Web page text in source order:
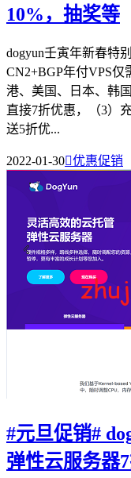
10%，抽奖等
dogyun壬寅年新春特
CN2+BGP年付VPS仅
港、美国、日本、韩
直接7折优惠，（3）
送5折优...
2022-01-30优惠促销
#元旦促销#
弹性云服务器